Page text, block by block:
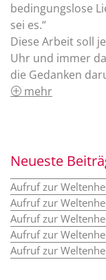
bedingungslose
sei es.“
Diese Arbeit soll
Uhr und immer
die Gedanken
mehr
Neueste
Aufruf zur
Aufruf zur
Aufruf zur
Aufruf zur
Aufruf zur